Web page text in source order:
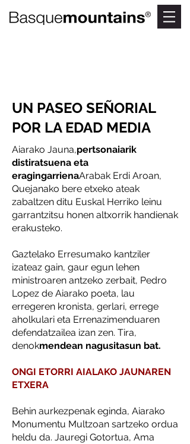
UN PASEO SEÑORIAL
POR LA EDAD MEDIA
Aiarako Jauna,pertsonaiarik
distiratsuena eta
eragingarrienaArabak Erdi Aroan,
Quejanako bere etxeko ateak
zabaltzen ditu Euskal Herriko leinu
garrantzitsu honen altxorrik handienak
erakusteko.
Gaztelako Erresumako kantziler
izateaz gain, gaur egun lehen
ministroaren antzeko zerbait, Pedro
Lopez de Aiarako poeta, lau
erregeren kronista, gerlari, errege
aholkulari eta Errenazimenduaren
defendatzailea izan zen. Tira,
denokmendean nagusitasun bat.
ONGI ETORRI AIALAKO JAUNAREN
ETXERA
Behin aurkezpenak eginda, Aiarako
Monumentu Multzoan sartzeko ordua
heldu da. Jauregi Gotortua, Ama